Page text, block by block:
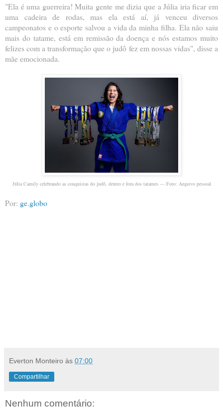
"Ela é uma guerreira! Muita gente me dizia que a Júlia iria ficar em
uma cadeira de rodas, mas ela está aí, já venceu diversos
campeonatos e o esporte salvou a vida da minha filha. Ela não saiu
mais do tatame, está em remissão da doença e nós estamos muito
felizes com a transformação que o judô fez em nossas vidas", disse a
mãe emocionada.
Júlia Camily celebrando as conquistas do judô, dentro e fora dos tatames — Foto: Arquivo pessoal
Por: ge.globo
Everton Monteiro às 07:00
Compartilhar
Nenhum comentário: